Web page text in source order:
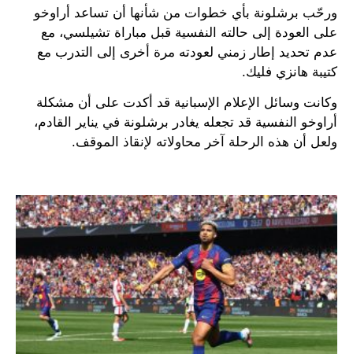
ورحّب برشلونة بأي خطوات من شأنها أن تساعد أراوخو
على العودة إلى حالته النفسية قبل مباراة تشيلسي، مع
عدم تحديد إطار زمني لعودته مرة أخرى إلى التدرب مع
كتيبة هانزي فليك.
وكانت وسائل الإعلام الإسبانية قد أكدت على أن مشكلة
أراوخو النفسية قد تجعله يغادر برشلونة في يناير القادم،
ولعل أن هذه الرحلة آخر محاولاته لإنقاذ الموقف.